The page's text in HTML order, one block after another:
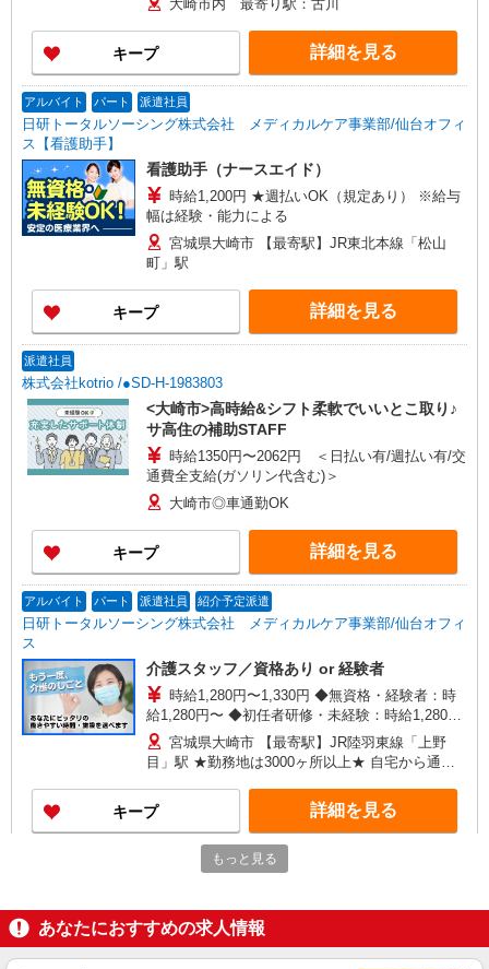
大崎市内 最寄り駅：古川
キープ 詳細を見る
アルバイト パート 派遣社員
日研トータルソーシング株式会社 メディカルケア事業部/仙台オフィ
ス【看護助手】
看護助手（ナースエイド）
時給1,200円 ★週払いOK（規定あり） ※給与
幅は経験・能力による
宮城県大崎市 【最寄駅】JR東北本線「松山
町」駅
キープ 詳細を見る
派遣社員
株式会社kotrio /●SD-H-1983803
<大崎市>高時給&シフト柔軟でいいとこ取り♪
サ高住の補助STAFF
時給1350円〜2062円 ＜日払い有/週払い有/交
通費全支給(ガソリン代含む)＞
大崎市◎車通勤OK
キープ 詳細を見る
アルバイト パート 派遣社員 紹介予定派遣
日研トータルソーシング株式会社 メディカルケア事業部/仙台オフィ
ス
介護スタッフ／資格あり or 経験者
時給1,280円〜1,330円 ◆無資格・経験者：時
給1,280円〜 ◆初任者研修・未経験：時給1,280
円〜 ◆初任者研修・経験者：時給1,310円〜 ◆介
護福祉士：時給1,330円〜 ※経験者は3ヶ月以上 ※
給与幅は経験・能力による ★週払いOK（規定あ
り）
宮城県大崎市 【最寄駅】JR陸羽東線「上野
目」駅 ★勤務地は3000ヶ所以上★ 自宅から通い
い！！
キープ 詳細を見る
大崎市★未経験OKの人間関係に悩まない職場
へ★サ高住スタッフ
時給1350円〜2062円 ＜日払い有/週払い有/交
もっと見る
あなたにおすすめの求人情報